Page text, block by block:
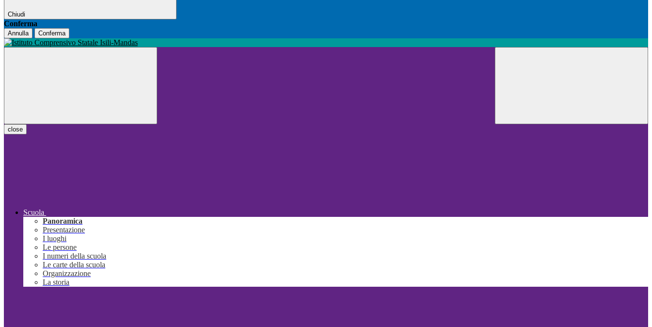
Chiudi
Conferma
Annulla Conferma
close
Scuola
Panoramica
Presentazione
I luoghi
Le persone
I numeri della scuola
Le carte della scuola
Organizzazione
La storia